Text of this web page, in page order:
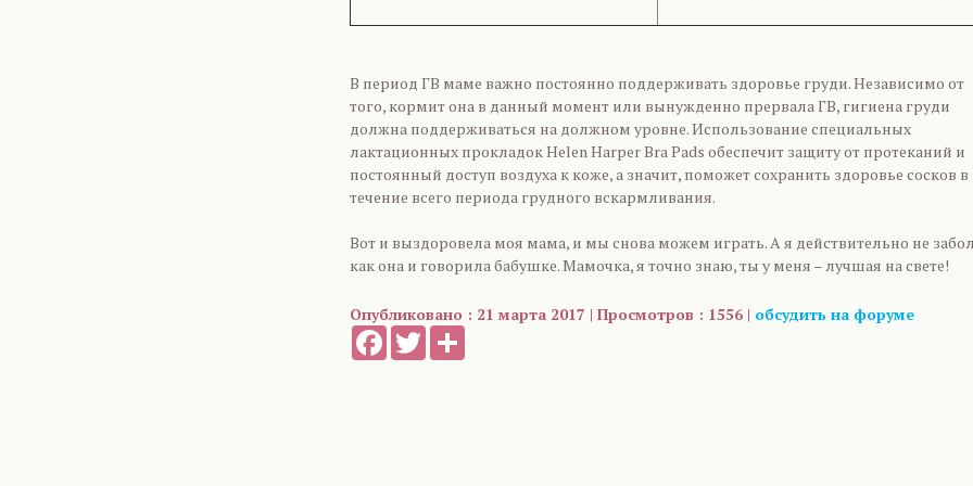
В период ГВ маме важно постоянно поддерживать здоровье груди. Независимо от
того, кормит она в данный момент или вынужденно прервала ГВ, гигиена груди
должна поддерживаться на должном уровне. Использование специальных
лактационных прокладок Helen Harper Bra Pads обеспечит защиту от протеканий и
постоянный доступ воздуха к коже, а значит, поможет сохранить здоровье сосков в
течение всего периода грудного вскармливания.
Вот и выздоровела моя мама, и мы снова можем играть. А я действительно не
как она и говорила бабушке. Мамочка, я точно знаю, ты у меня – лучшая на свете!
Опубликовано : 21 марта 2017 | Просмотров : 1556 | обсудить на форуме
FacebookTwitter